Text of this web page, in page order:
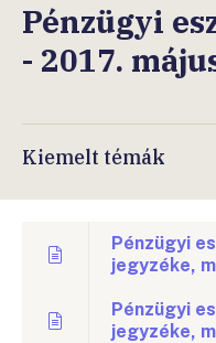
Pénzügyi
- 2017.
Kiemelt témák
Pénzügyi
jegyzéke,
Pénzügyi
jegyzéke,